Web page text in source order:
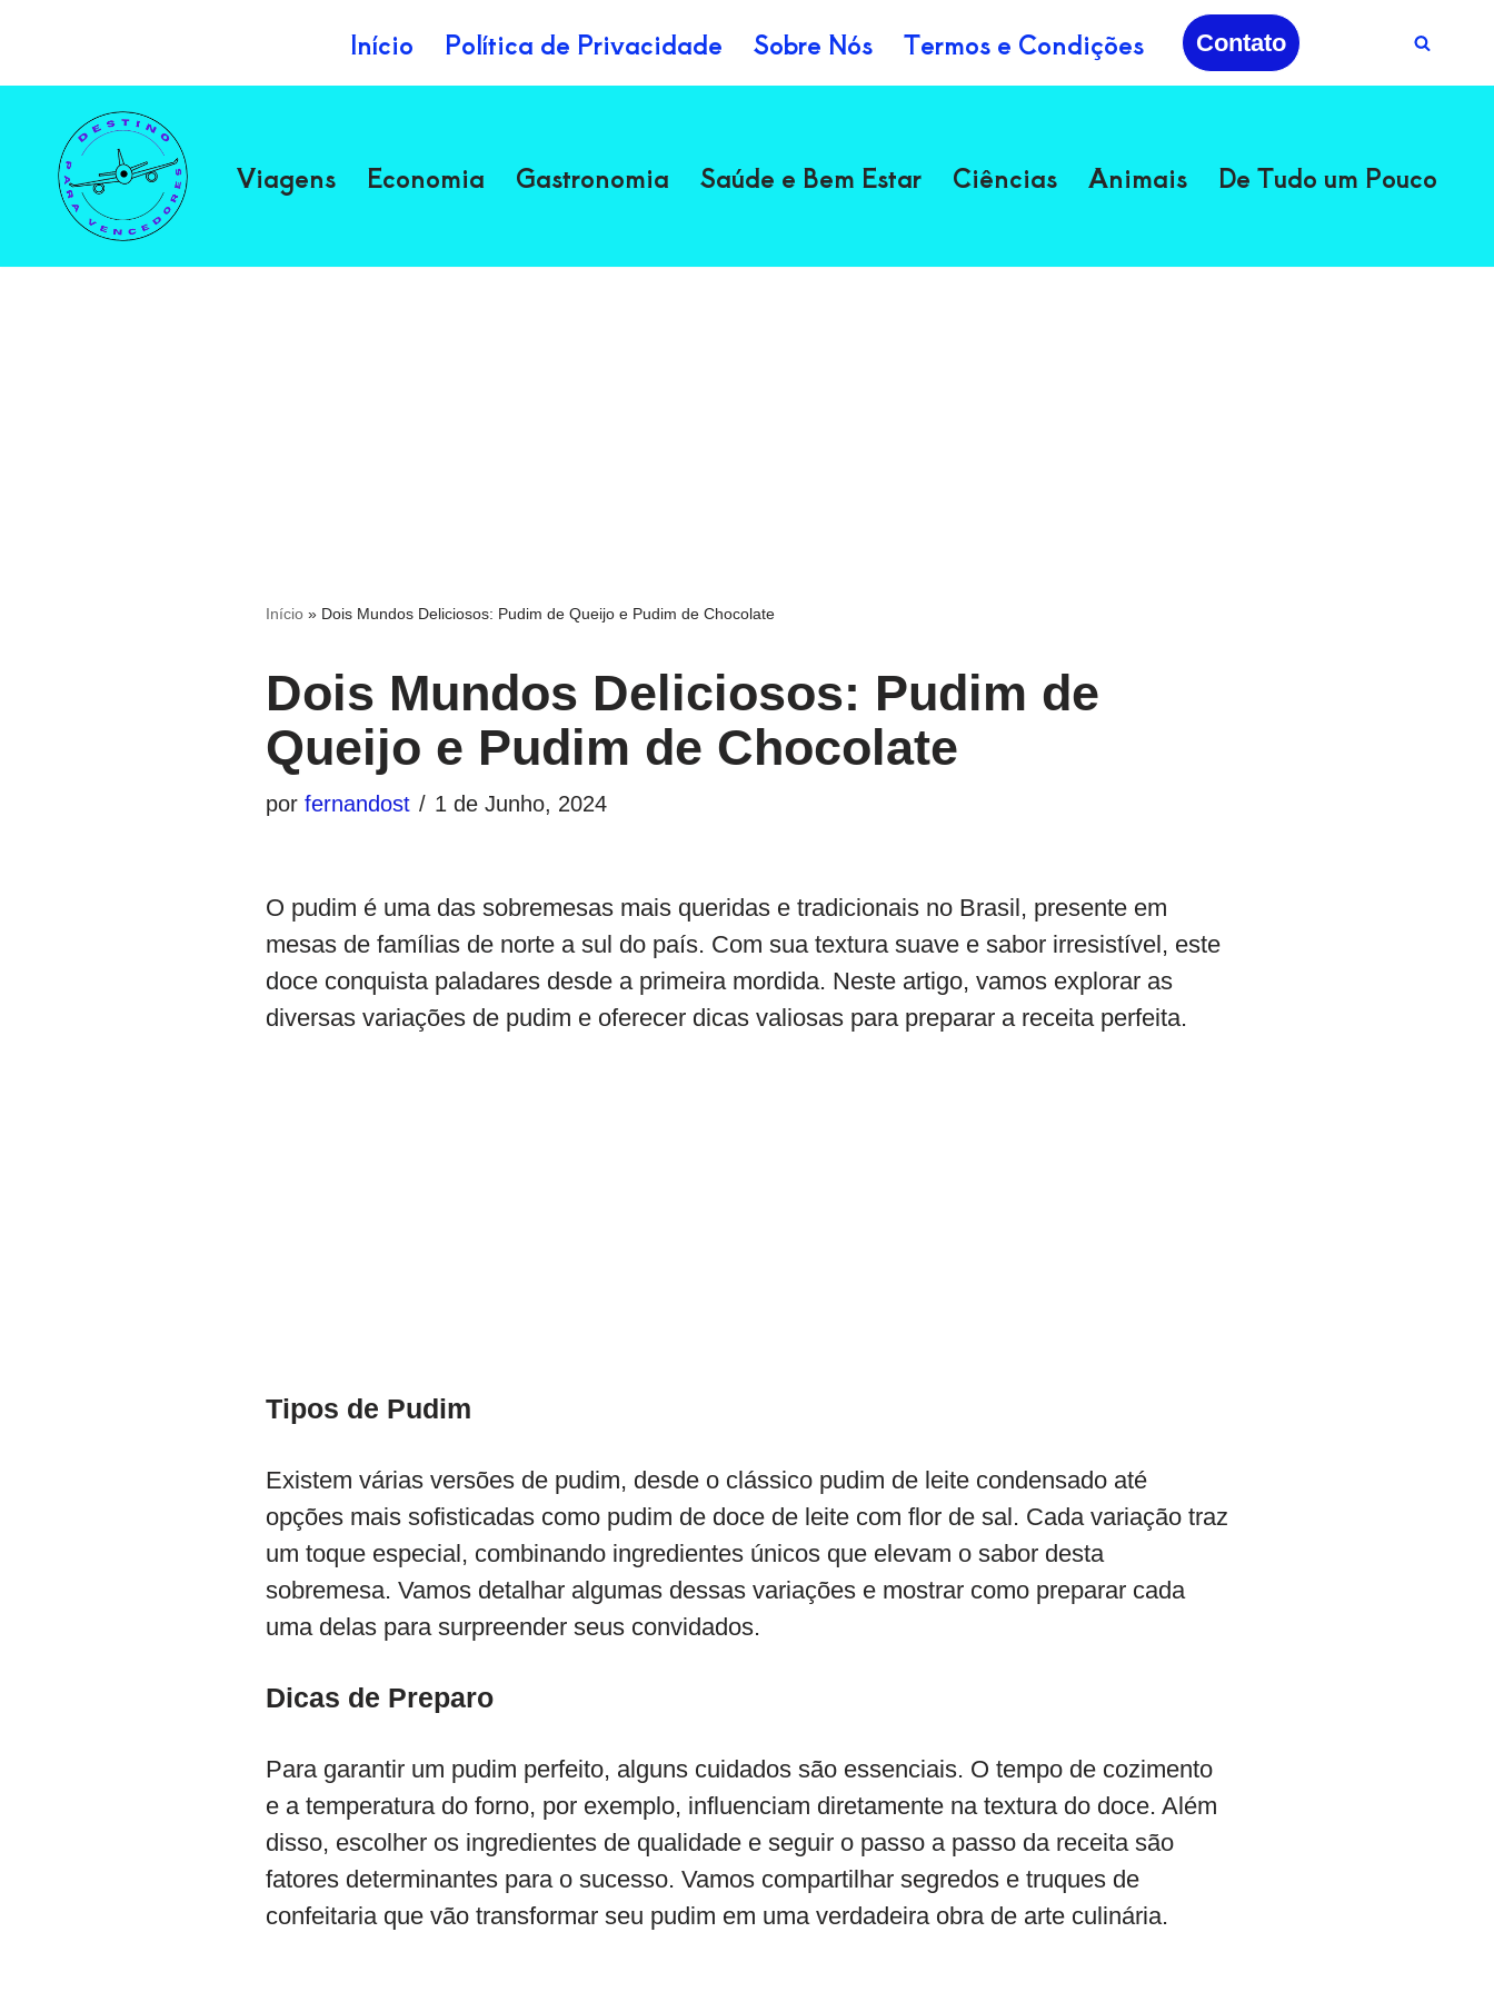
conteúdo
Início Política de Privacidade Sobre Nós Termos e Condições Contato
Viagens Economia Gastronomia Saúde e Bem Estar Ciências Animais De Tudo um Pouco
Início » Dois Mundos Deliciosos: Pudim de Queijo e Pudim de Chocolate
Dois Mundos Deliciosos: Pudim de
Queijo e Pudim de Chocolate
por fernandost 1 de Junho, 2024
O pudim é uma das sobremesas mais queridas e tradicionais no Brasil, presente em
mesas de famílias de norte a sul do país. Com sua textura suave e sabor irresistível, este
doce conquista paladares desde a primeira mordida. Neste artigo, vamos explorar as
diversas variações de pudim e oferecer dicas valiosas para preparar a receita perfeita.
Tipos de Pudim
Existem várias versões de pudim, desde o clássico pudim de leite condensado até
opções mais sofisticadas como pudim de doce de leite com flor de sal. Cada variação traz
um toque especial, combinando ingredientes únicos que elevam o sabor desta
sobremesa. Vamos detalhar algumas dessas variações e mostrar como preparar cada
uma delas para surpreender seus convidados.
Dicas de Preparo
Para garantir um pudim perfeito, alguns cuidados são essenciais. O tempo de cozimento
e a temperatura do forno, por exemplo, influenciam diretamente na textura do doce. Além
disso, escolher os ingredientes de qualidade e seguir o passo a passo da receita são
fatores determinantes para o sucesso. Vamos compartilhar segredos e truques de
confeitaria que vão transformar seu pudim em uma verdadeira obra de arte culinária.